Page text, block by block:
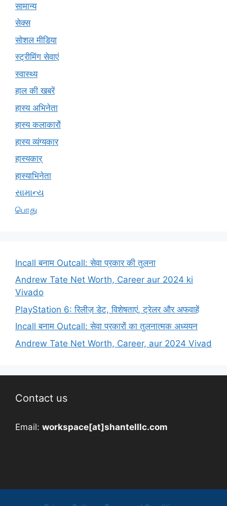
सामान्य
सेक्स
सोशल मीडिया
स्ट्रीमिंग सेवाएं
स्वास्थ्य
हाल की खबरें
हास्य अभिनेता
हास्य कलाकारों
हास्य व्यंग्यकार
हास्यकार्
हास्याभिनेता
સામાન્ય
பொது
Incall बनाम Outcall: सेवा प्रकार की तुलना
Andrew Tate Net Worth, Career aur 2024 ki
Vivado
PlayStation 6: रिलीज़ डेट, विशेषताएं, ट्रेलर और अफवाहें
Incall बनाम Outcall: सेवा प्रकारों का तुलनात्मक अध्ययन
Andrew Tate Net Worth, Career, aur 2024 Vivad
Contact us
Email: workspace[at]shantelllc.com